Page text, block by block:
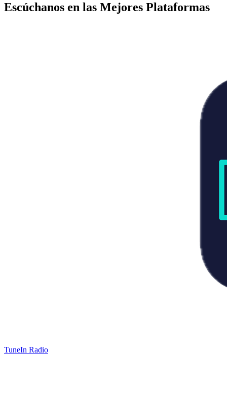
Escúchanos en las Mejores Plataformas
TuneIn Radio